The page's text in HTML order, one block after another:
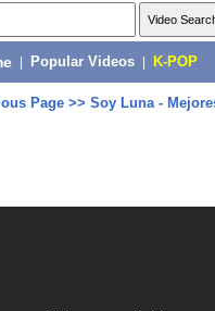
Popular Videos K-POP
Page>> Soy Luna -